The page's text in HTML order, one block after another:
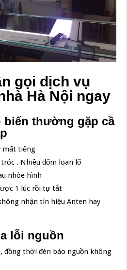
gọi dịch vụ
Hà Nội ngay
biến thường gặp cầ
mất tiếng
. Nhiều đốm loan lổ
nhòe hình
1 lúc rồi tự tắt
nhận tín hiệu Anten hay
lỗi nguồn
đồng thời đèn báo nguồn không